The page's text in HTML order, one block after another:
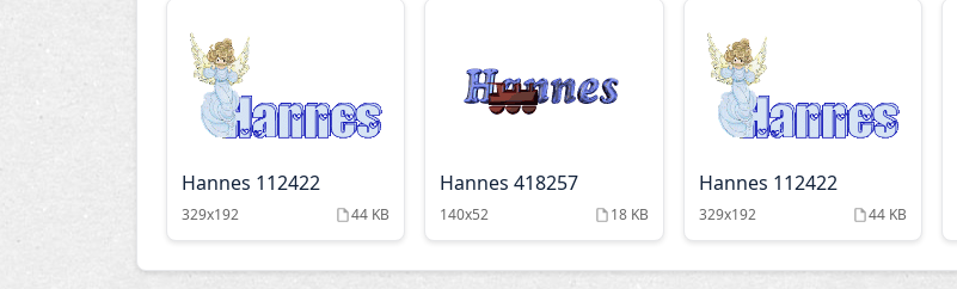
Hannes 112422
329x192 44 KB
Hannes 418257
140x52 18 KB
Hannes 112422
329x192 44 KB